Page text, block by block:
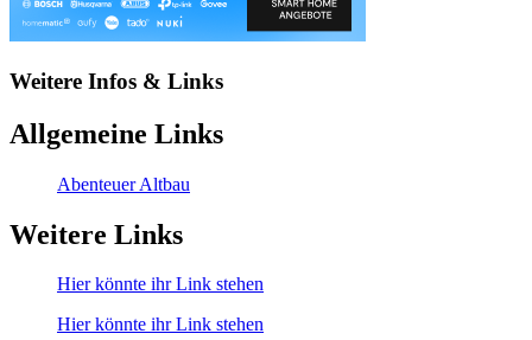
Weitere Infos & Links
Allgemeine Links
Abenteuer Altbau
Weitere Links
Hier könnte ihr Link stehen
Hier könnte ihr Link stehen